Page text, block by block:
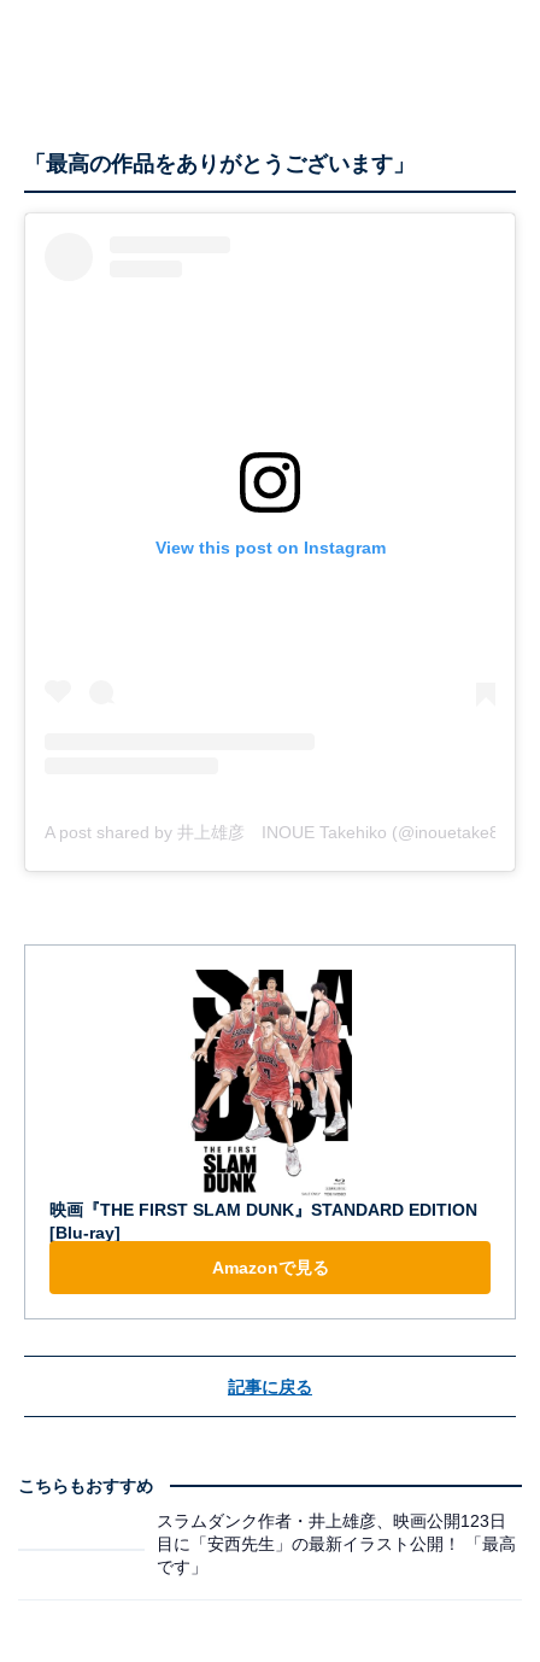
「最高の作品をありがとうございます」
View this post on Instagram
A post shared by 井上雄彦 INOUE Takehiko (@inouetake88)
映画『THE FIRST SLAM DUNK』STANDARD EDITION
[Blu-ray]
Amazonで見る
記事に戻る
こちらもおすすめ
スラムダンク作者・井上雄彦、映画公開123日
目に「安西先生」の最新イラスト公開！ 「最高
です」